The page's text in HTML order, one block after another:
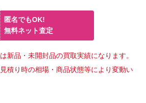
匿名でもOK!
無料ネット査定
新品・未開封品の買取実績になります。
積り時の相場・商品状態等により変動い